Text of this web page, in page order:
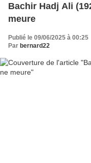
Bachir Hadj Ali
meure
Publié le 09/06/2025 à 00:25
Par bernard22